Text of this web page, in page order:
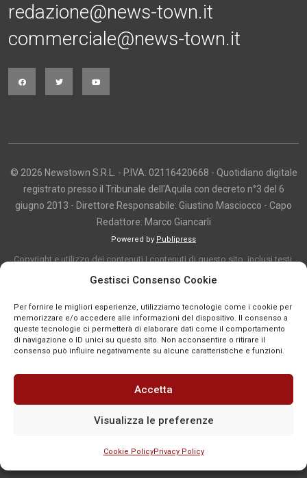
Gestisci Consenso Cookie
Per fornire le migliori esperienze, utilizziamo tecnologie come i cookie per
memorizzare e/o accedere alle informazioni del dispositivo. Il consenso a
queste tecnologie ci permetterà di elaborare dati come il comportamento
di navigazione o ID unici su questo sito. Non acconsentire o ritirare il
consenso può influire negativamente su alcune caratteristiche e funzioni.
Accetta
Visualizza le preferenze
Cookie PolicyPrivacy Policy
redazione@news-town.it
commerciale@news-town.it
© 2026 Newstown S.R.L. - P.IVA: 02116420668 - Quotidiano digitale
registrato presso il Tribunale dell'Aquila con decreto n°3 del 6
giugno 2013 - Direttore Responsabile: Giustino Masciocco - Capo
Redattore: Marco Giancarli
Powered by Publipress
Copyright e utilizzo dei contenuti I contenuti di questo sito, inclusi testi,
articoli, immagini, fotografie, video e grafica, sono protetti da copyright e
indicazione. La riproduzione totale o parziale dei contenuti è consentita
solo previa autorizzazione o citando chiaramente la fonte, con link diretto
alla pagina originale, quando previsto. I contenuti provenienti da terze
parti sono pubblicati a fini informativi e restano di proprietà dei legittimi
titolari dei diritti. Se un contenuto viola diritti d’autore o norme vigenti, è
possibile segnalarlo per la verifica e l’eventuale rimozione tramite
comunicazione mail all'indirizzo redazione@news-town.it